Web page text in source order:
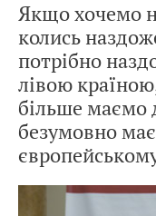
Якщо хочемо
колись
потрібно
лівою
більше маємо
безумовно